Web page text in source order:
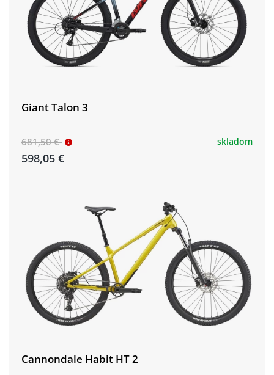
Giant Talon 3
681,50 €
598,05 €
skladom
Cannondale Habit HT 2